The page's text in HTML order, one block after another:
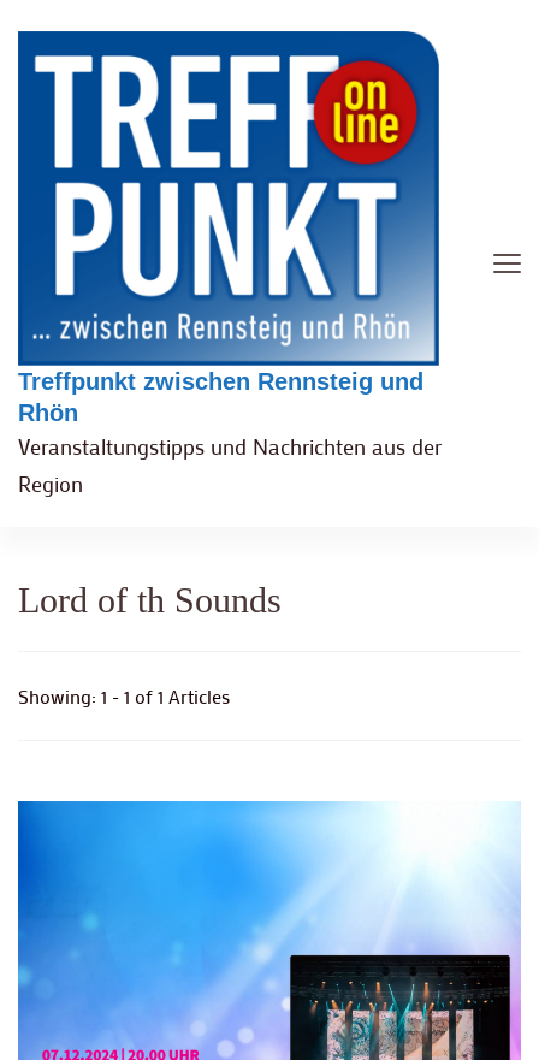
Treffpunkt zwischen Rennsteig und
Rhön
Veranstaltungstipps und Nachrichten aus der
Region
Lord of th Sounds
Showing: 1 - 1 of 1 Articles